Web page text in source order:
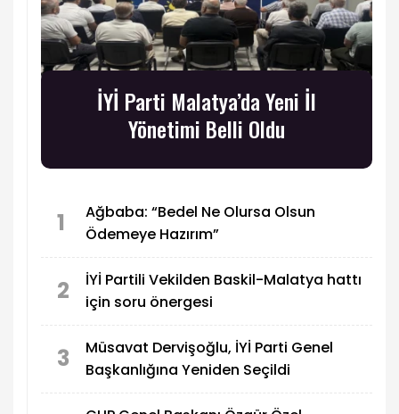
İYİ Parti Malatya’da Yeni İl
Yönetimi Belli Oldu
1
Ağbaba: “Bedel Ne Olursa Olsun
Ödemeye Hazırım”
2
İYİ Partili Vekilden Baskil-Malatya hattı
için soru önergesi
3
Müsavat Dervişoğlu, İYİ Parti Genel
Başkanlığına Yeniden Seçildi